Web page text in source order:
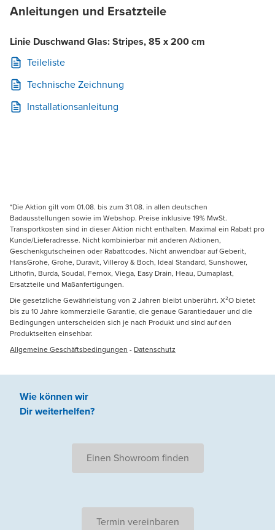
Anleitungen und Ersatzteile
Linie Duschwand Glas: Stripes, 85 x 200 cm
Teileliste
Technische Zeichnung
Installationsanleitung
*Die Aktion gilt vom 01.08. bis zum 31.08. in allen deutschen
Badausstellungen sowie im Webshop. Preise inklusive 19% MwSt.
Transportkosten sind in dieser Aktion nicht enthalten. Maximal ein Rabatt pro
Kunde/Lieferadresse. Nicht kombinierbar mit anderen Aktionen,
Geschenkgutscheinen oder Rabattcodes. Nicht anwendbar auf Geberit,
HansGrohe, Grohe, Duravit, Villeroy & Boch, Ideal Standard, Sunshower,
Lithofin, Burda, Soudal, Fernox, Viega, Easy Drain, Heau, Dumaplast,
Ersatzteile und Maßanfertigungen.
Die gesetzliche Gewährleistung von 2 Jahren bleibt unberührt. X²O bietet
bis zu 10 Jahre kommerzielle Garantie, die genaue Garantiedauer und die
Bedingungen unterscheiden sich je nach Produkt und sind auf den
Produktseiten einsehbar.
Allgemeine Geschäftsbedingungen - Datenschutz
Wie können wir
Dir weiterhelfen?
Einen Showroom finden
Termin vereinbaren